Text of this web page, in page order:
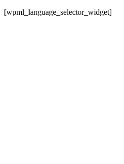
[wpml_language_selector_widget]